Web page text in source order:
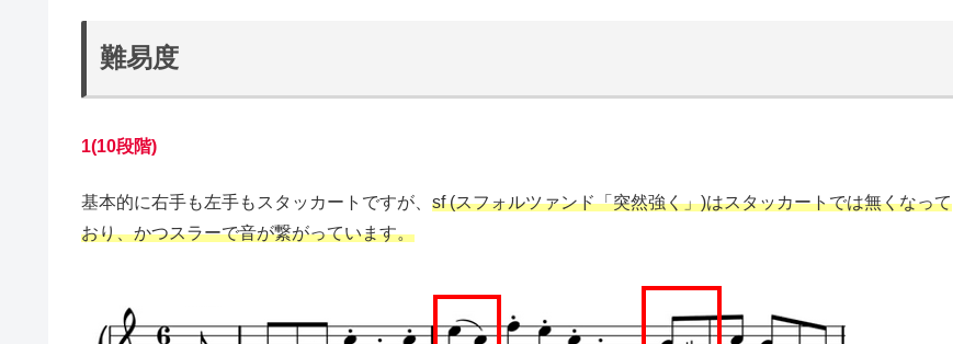
難易度
1(10段階)
基本的に右手も左手もスタッカートですが、 sf (スフォルツァンド「突然強く」)はスタッカートでは無くなって
おり、かつスラーで音が繋がっています。